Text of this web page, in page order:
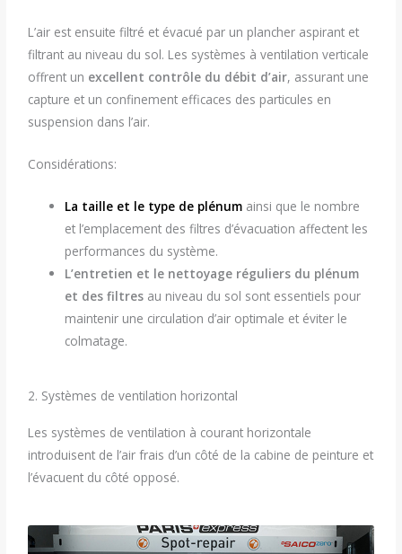
L’air est ensuite filtré et évacué par un plancher aspirant et
filtrant au niveau du sol. Les systèmes à ventilation verticale
offrent un excellent contrôle du débit d’air, assurant une
capture et un confinement efficaces des particules en
suspension dans l’air.
Considérations:
La taille et le type de plénum ainsi que le nombre
et l’emplacement des filtres d’évacuation affectent les
performances du système.
L’entretien et le nettoyage réguliers du plénum
et des filtres au niveau du sol sont essentiels pour
maintenir une circulation d’air optimale et éviter le
colmatage.
2. Systèmes de ventilation horizontal
Les systèmes de ventilation à courant horizontale
introduisent de l’air frais d’un côté de la cabine de peinture et
l’évacuent du côté opposé.